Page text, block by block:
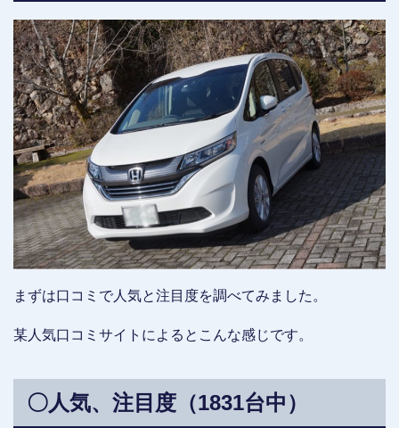
まずは口コミで人気と注目度を調べてみました。
某人気口コミサイトによるとこんな感じです。
〇人気、注目度（1831台中）